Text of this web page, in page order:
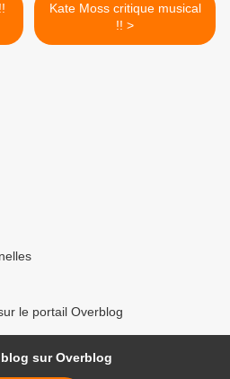
Kate Moss critique musical
!! >
le portail Overblog
sur Overblog